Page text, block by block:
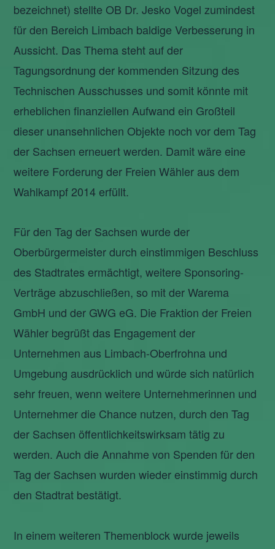
bezeichnet) stellte OB Dr. Jesko Vogel zumindest
für den Bereich Limbach baldige Verbesserung in
Aussicht. Das Thema steht auf der
Tagungsordnung der kommenden Sitzung des
Technischen Ausschusses und somit könnte mit
erheblichen finanziellen Aufwand ein Großteil
dieser unansehnlichen Objekte noch vor dem Tag
der Sachsen erneuert werden. Damit wäre eine
weitere Forderung der Freien Wähler aus dem
Wahlkampf 2014 erfüllt.
Für den Tag der Sachsen wurde der
Oberbürgermeister durch einstimmigen Beschluss
des Stadtrates ermächtigt, weitere Sponsoring-
Verträge abzuschließen, so mit der Warema
GmbH und der GWG eG. Die Fraktion der Freien
Wähler begrüßt das Engagement der
Unternehmen aus Limbach-Oberfrohna und
Umgebung ausdrücklich und würde sich natürlich
sehr freuen, wenn weitere Unternehmerinnen und
Unternehmer die Chance nutzen, durch den Tag
der Sachsen öffentlichkeitswirksam tätig zu
werden. Auch die Annahme von Spenden für den
Tag der Sachsen wurden wieder einstimmig durch
den Stadtrat bestätigt.
In einem weiteren Themenblock wurde jeweils